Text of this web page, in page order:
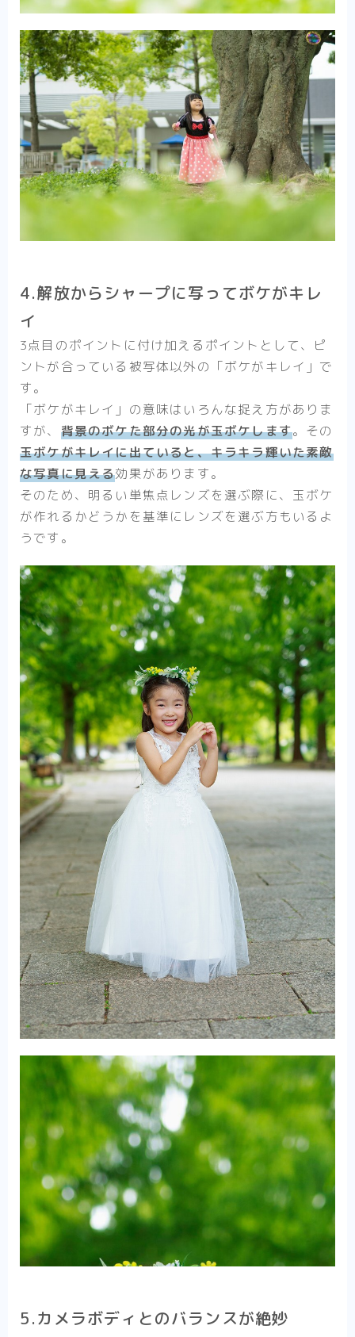
4.解放からシャープに写ってボケがキレ
イ
3点目のポイントに付け加えるポイントとして、ピ
ントが合っている被写体以外の「ボケがキレイ」で
す。
「ボケがキレイ」の意味はいろんな捉え方がありま
すが、 背景のボケた部分の光が玉ボケします。その
玉ボケがキレイに出ていると、キラキラ輝いた素敵
な写真に見える効果があります。
そのため、明るい単焦点レンズを選ぶ際に、玉ボケ
が作れるかどうかを基準にレンズを選ぶ方もいるよ
うです。
5.カメラボディとのバランスが絶妙